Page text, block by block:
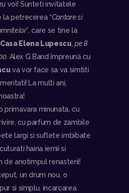
voi! Sunteti invitatele
petrecerea “Cantare si
”, care se tine la
Elena Lupescu,pe 8
. Alex G Band împreună cu
va vor face sa va simtiti
La multi ani,
primavara minunata, cu
cu parfum de zambile
largi si suflete imbibate
haina iernii si
de anotimpul renasterii!
un drum nou, o
si simplu, incarcarea